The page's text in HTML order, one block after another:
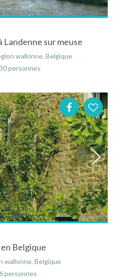
Landenne sur meuse
wallonne, Belgique
personnes
Belgique
wallonne, Belgique
personnes